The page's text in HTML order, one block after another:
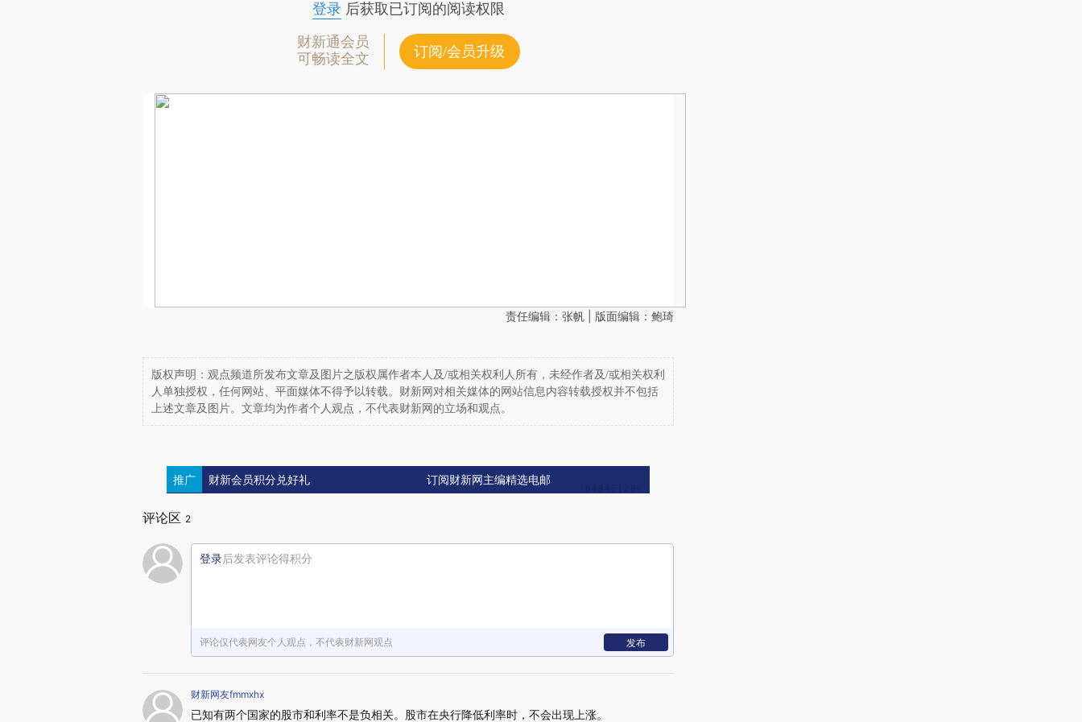
登录后获取已订阅的阅读权限
财新通会员
可畅读全文
订阅/会员升级
责任编辑：张帆 | 版面编辑：鲍琦
版权声明：观点频道所发布文章及图片之版权属作者本人及/或相关权利人所有，未经作者及/或相关权利
人单独授权，任何网站、平面媒体不得予以转载。财新网对相关媒体的网站信息内容转载授权并不包括
上述文章及图片。文章均为作者个人观点，不代表财新网的立场和观点。
推广 财新会员积分兑好礼 订阅财新网主编精选电邮
评论区 2
登录后发表评论得积分
评论仅代表网友个人观点，不代表财新网观点 发布
财新网友fmmxhx
已知有两个国家的股市和利率不是负相关。股市在央行降低利率时，不会出现上涨。